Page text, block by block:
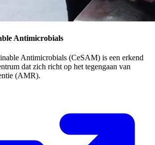
Antimicrobials
Antimicrobials (CeSAM) is een erkend
dat zich richt op het tegengaan van
(AMR).